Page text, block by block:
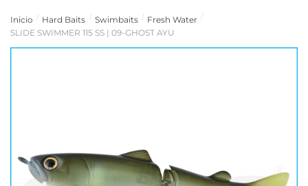
Inicio / Hard Baits / Swimbaits / Fresh Water /
SLIDE SWIMMER 115 SS | 09-GHOST AYU